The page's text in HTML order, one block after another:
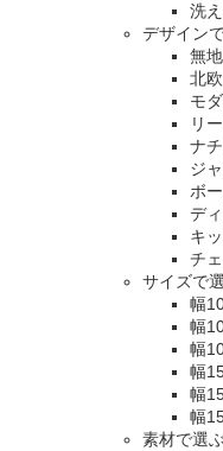
洗
デザイン
無
北
モ
リ
ナ
ジ
ボ
デ
キ
チ
サイズで
幅
幅
幅
幅
幅
幅
素材で選